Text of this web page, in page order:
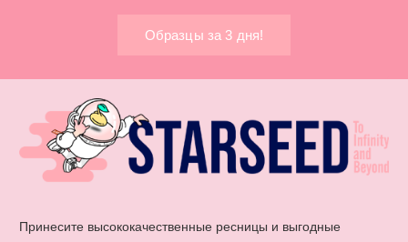
Образцы за 3 дня!
Принесите высококачественные ресницы и выгодные